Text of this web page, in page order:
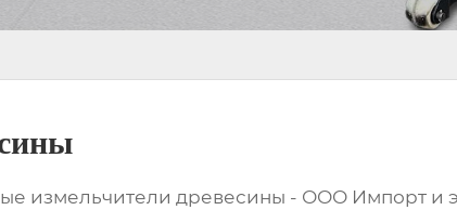
измельчители древесины - ООО Импорт и